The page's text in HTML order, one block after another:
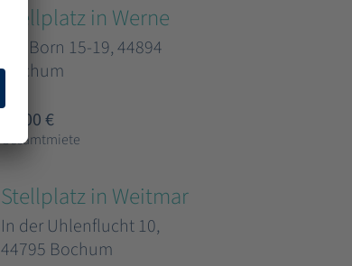
Stellplatz in Werne
Am Born 15-19, 44894
Bochum
35,00 €
Gesamtmiete
Stellplatz in Weitmar
In der Uhlenflucht 10,
44795 Bochum